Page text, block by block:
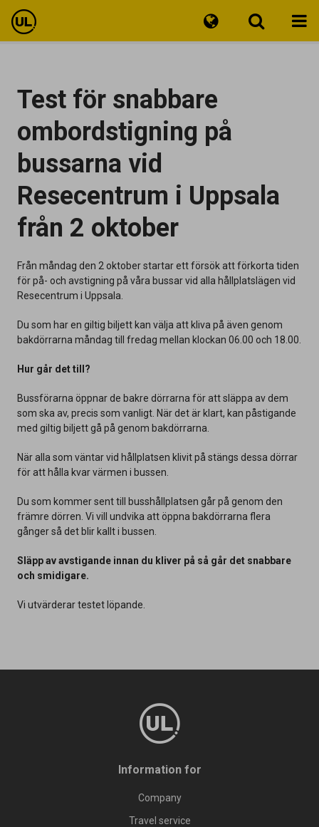
Tickets
Customer Service
Test för snabbare
ombordstigning på
bussarna vid
Resecentrum i Uppsala
från 2 oktober
Från måndag den 2 oktober startar ett försök att förkorta tiden
för på- och avstigning på våra bussar vid alla hållplatslägen vid
Resecentrum i Uppsala.
Du som har en giltig biljett kan välja att kliva på även genom
bakdörrarna måndag till fredag mellan klockan 06.00 och 18.00.
Hur går det till?
Bussförarna öppnar de bakre dörrarna för att släppa av dem
som ska av, precis som vanligt. När det är klart, kan påstigande
med giltig biljett gå på genom bakdörrarna.
När alla som väntar vid hållplatsen klivit på stängs dessa dörrar
för att hålla kvar värmen i bussen.
Du som kommer sent till busshållplatsen går på genom den
främre dörren. Vi vill undvika att öppna bakdörrarna flera
gånger så det blir kallt i bussen.
Släpp av avstigande innan du kliver på så går det snabbare
och smidigare.
Vi utvärderar testet löpande.
Information for
Company
Travel service